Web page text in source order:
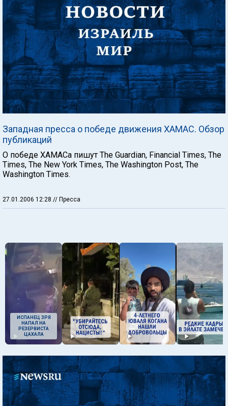
Западная пресса о победе движения ХАМАС. Обзор
публикаций
О победе ХАМАСа пишут The Guardian, Financial Times, The
Times, The New York Times, The Washington Post, The
Washington Times.
27.01.2006 12:28 // Пресса
ИСПАНЕЦ ЗРЯ
НАПАЛ НА
РЕЗЕРВИСТА
ЦАХАЛА